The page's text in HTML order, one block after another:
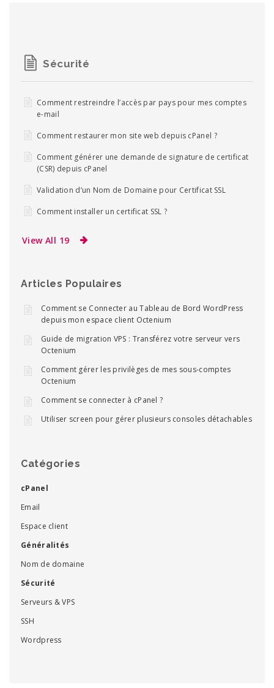
Sécurité
Comment restreindre l’accès par pays pour mes comptes
e-mail
Comment restaurer mon site web depuis cPanel ?
Comment générer une demande de signature de certificat
(CSR) depuis cPanel
Validation d’un Nom de Domaine pour Certificat SSL
Comment installer un certificat SSL ?
View All 19
Articles Populaires
Comment se Connecter au Tableau de Bord WordPress
depuis mon espace client Octenium
Guide de migration VPS : Transférez votre serveur vers
Octenium
Comment gérer les privilèges de mes sous-comptes
Octenium
Comment se connecter à cPanel ?
Utiliser screen pour gérer plusieurs consoles détachables
Catégories
cPanel
Email
Espace client
Généralités
Nom de domaine
Sécurité
Serveurs & VPS
SSH
Wordpress